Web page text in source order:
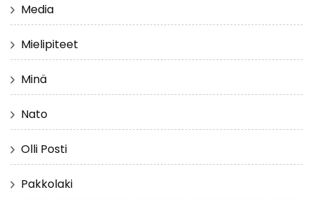
Media
Mielipiteet
Minä
Nato
Olli Posti
Pakkolaki